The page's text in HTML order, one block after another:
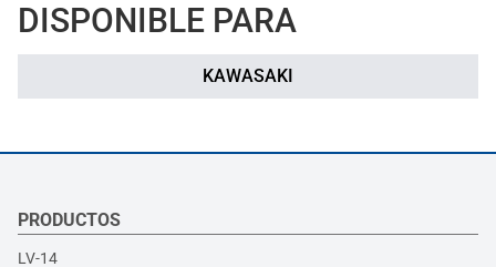
DISPONIBLE PARA
KAWASAKI
PRODUCTOS
LV-14